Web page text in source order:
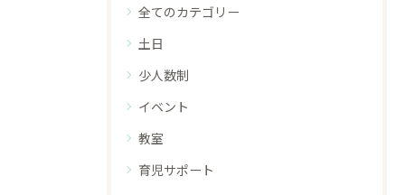
全てのカテゴリー
土日
少人数制
イベント
教室
育児サポート